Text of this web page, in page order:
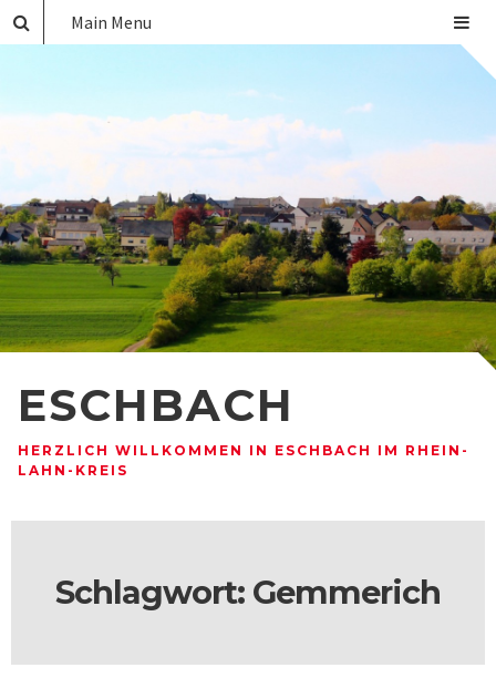
ESCHBACH
HERZLICH WILLKOMMEN IN ESCHBACH IM RHEIN-
LAHN-KREIS
Main Menu
Schlagwort: Gemmerich